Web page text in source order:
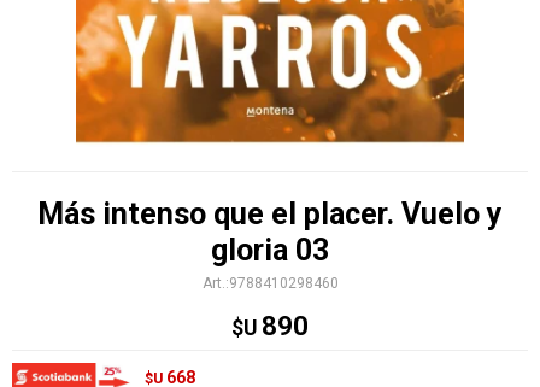
Más intenso que el placer. Vuelo y
gloria 03
9788410298460
$U 890
$U 668